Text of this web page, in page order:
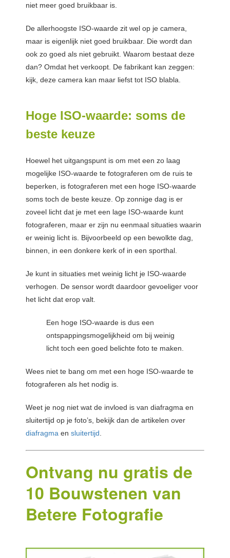
niet meer goed bruikbaar is.
De allerhoogste ISO-waarde zit wel op je camera,
maar is eigenlijk niet goed bruikbaar. Die wordt dan
ook zo goed als niet gebruikt. Waarom bestaat deze
dan? Omdat het verkoopt. De fabrikant kan zeggen:
kijk, deze camera kan maar liefst tot ISO blabla.
Hoge ISO-waarde: soms de
beste keuze
Hoewel het uitgangspunt is om met een zo laag
mogelijke ISO-waarde te fotograferen om de ruis te
beperken, is fotograferen met een hoge ISO-waarde
soms toch de beste keuze. Op zonnige dag is er
zoveel licht dat je met een lage ISO-waarde kunt
fotograferen, maar er zijn nu eenmaal situaties waarin
er weinig licht is. Bijvoorbeeld op een bewolkte dag,
binnen, in een donkere kerk of in een sporthal.
Je kunt in situaties met weinig licht je ISO-waarde
verhogen. De sensor wordt daardoor gevoeliger voor
het licht dat erop valt.
Een hoge ISO-waarde is dus een
ontspappingsmogelijkheid om bij weinig
licht toch een goed belichte foto te maken.
Wees niet te bang om met een hoge ISO-waarde te
fotograferen als het nodig is.
Weet je nog niet wat de invloed is van diafragma en
sluitertijd op je foto’s, bekijk dan de artikelen over
diafragma en sluitertijd
Ontvang nu gratis de
10 Bouwstenen van
Betere Fotografie